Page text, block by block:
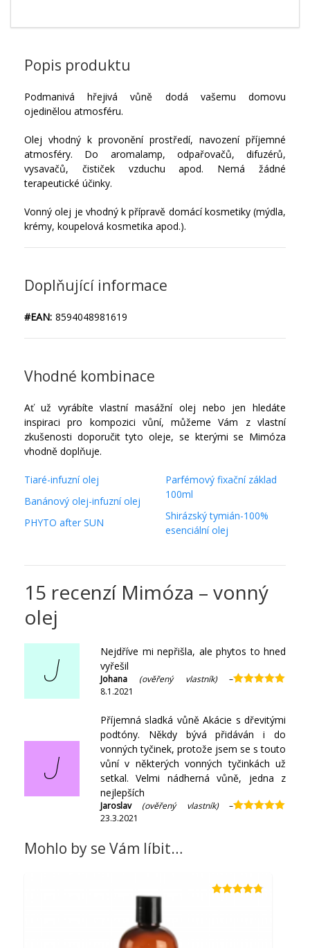
Popis produktu
Podmanivá hřejivá vůně dodá vašemu domovu
ojedinělou atmosféru.
Olej vhodný k provonění prostředí, navození příjemné
atmosféry. Do aromalamp, odpařovačů, difuzérů,
vysavačů, čističek vzduchu apod. Nemá žádné
terapeutické účinky.
Vonný olej je vhodný k přípravě domácí kosmetiky (mýdla,
krémy, koupelová kosmetika apod.).
Doplňující informace
#EAN: 8594048981619
Vhodné kombinace
Ať už vyrábíte vlastní masážní olej nebo jen hledáte
inspiraci pro kompozici vůní, můžeme Vám z vlastní
zkušenosti doporučit tyto oleje, se kterými se Mimóza
vhodně doplňuje.
Tiaré-infuzní olej
Banánový olej-infuzní olej
PHYTO after SUN
Parfémový fixační základ
100ml
Shirázský tymián-100%
esenciální olej
15 recenzí Mimóza – vonný
olej
J
Nejdříve mi nepřišla, ale phytos to hned
vyřešil
Johana (ověřený vlastník)
–
8.1.2021
J
Příjemná sladká vůně Akácie s dřevitými
podtóny. Někdy bývá přidáván i do
vonných tyčinek, protože jsem se s touto
vůní v některých vonných tyčinkách už
setkal. Velmi nádherná vůně, jedna z
nejlepších
Jaroslav (ověřený vlastník)
–
23.3.2021
Mohlo by se Vám líbit…